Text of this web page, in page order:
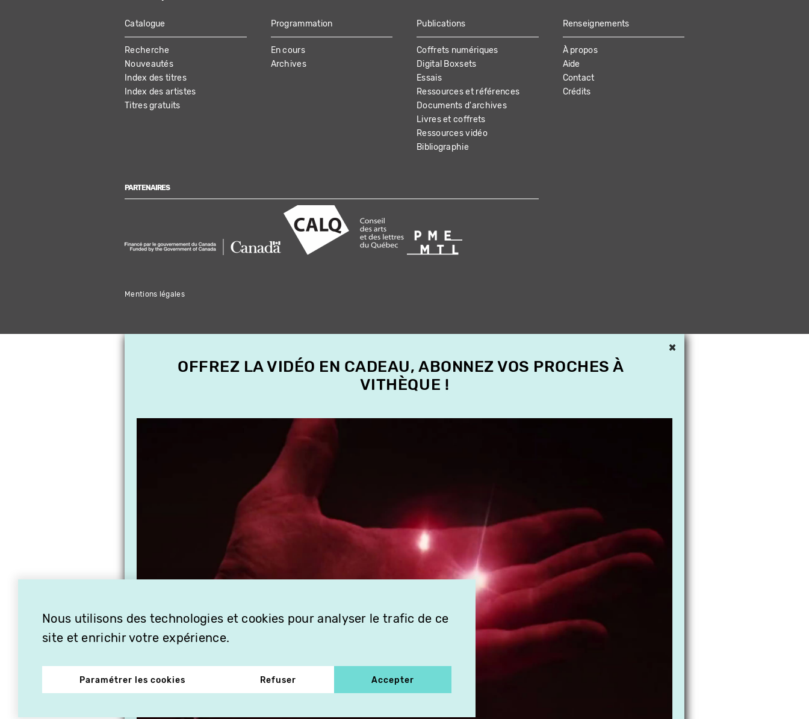
MAIN
NAVIGATION
Catalogue
Recherche
Nouveautés
Index des titres
Index des artistes
Titres gratuits
Programmation
En cours
Archives
Publications
Coffrets numériques
Digital Boxsets
Essais
Ressources et références
Documents d'archives
Livres et coffrets
Ressources vidéo
Bibliographie
Renseignements
À propos
Aide
Contact
Crédits
PARTENAIRES
Mentions légales
Nous utilisons des technologies et cookies pour analyser le trafic de ce
site et enrichir votre expérience.
Paramétrer les cookies Refuser Accepter
×
OFFREZ LA VIDÉO EN CADEAU, ABONNEZ VOS PROCHES À
VITHÈQUE !